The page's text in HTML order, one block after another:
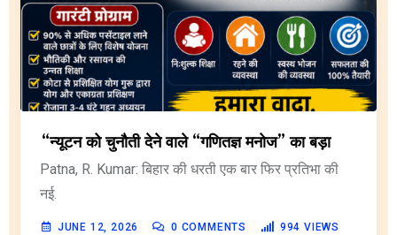
“न्यूटन को चुनौती देने वाले “गणितज्ञ मनोज” का बड़ा
Patna, R. Kumar: बिहार की धरती एक बार फिर प्रतिभा की
नई.
JUNE 12, 2026 0 COMMENTS 994 VIEWS